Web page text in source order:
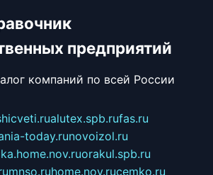
предприятий
компаний по всей России
alutex.spb.rufas.ru
today.runovoizol.ru
orakul.spb.ru
mnso.ruhome.nov.rucemko.ru